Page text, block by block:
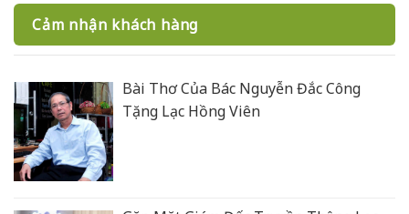
Cảm nhận khách hàng
Bài Thơ Của Bác Nguyễn Đắc Công
Tặng Lạc Hồng Viên